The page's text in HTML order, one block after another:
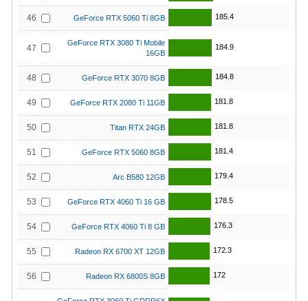
46 GeForce RTX 5060 Ti 8GB 185.4
47
GeForce RTX 3080 Ti Mobile
16GB
184.9
48 GeForce RTX 3070 8GB 184.8
49 GeForce RTX 2080 Ti 11GB 181.8
50 Titan RTX 24GB 181.8
51 GeForce RTX 5060 8GB 181.4
52 Arc B580 12GB 179.4
53 GeForce RTX 4060 Ti 16 GB 178.5
54 GeForce RTX 4060 Ti 8 GB 176.3
55 Radeon RX 6700 XT 12GB 172.3
56 Radeon RX 6800S 8GB 172